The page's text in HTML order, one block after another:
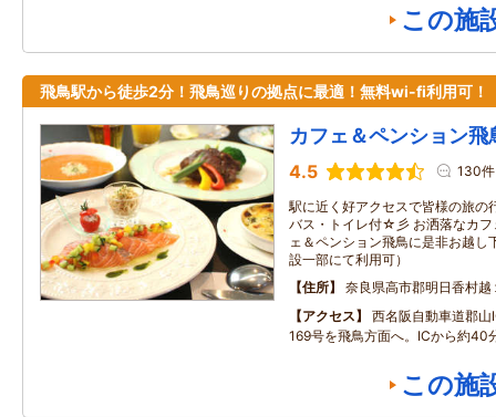
この施
飛鳥駅から徒歩2分！飛鳥巡りの拠点に最適！無料wi-fi利用可！
カフェ＆ペンション飛
4.5 130件
駅に近く好アクセスで皆様の旅の
バス・トイレ付☆彡 お洒落なカフ
ェ＆ペンション飛鳥に是非お越
設一部にて利用可）
住所
奈良県高市郡明日香村越
アクセス
西名阪自動車道郡
169号を飛鳥方面へ。ICから約40
この施